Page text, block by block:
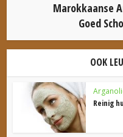
Marokkaanse
Goed
OOK
Reinig